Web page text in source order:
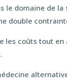
le domaine de la
double
les coûts tout en